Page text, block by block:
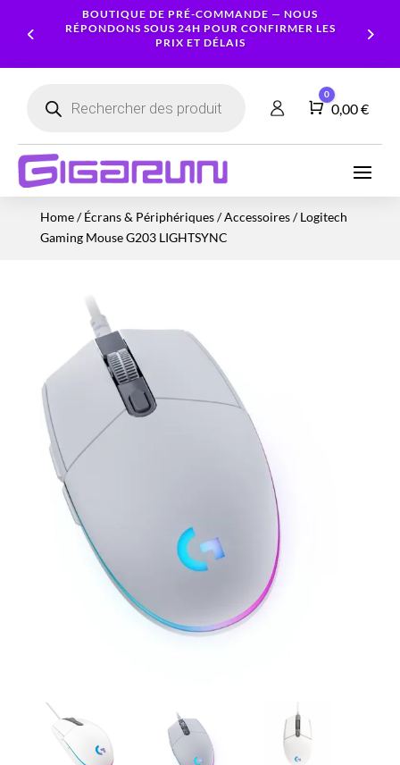
BOUTIQUE DE PRÉ-COMMANDE — NOUS
RÉPONDONS SOUS 24H POUR CONFIRMER LES
PRIX ET DÉLAIS
produits
Panier
0
0,00€
Home/Écrans & Périphériques/Accessoires/ Logitech
Gaming Mouse G203 LIGHTSYNC
Ordinateurs
Portables
Ordinateurs
Processeur
Graphique
Stockage
Alimentations
PC
Cartes
Ecrans
Accessoires
Serveur
NAS
Onduleurs
Smartphones
Tablettes
Logiciels